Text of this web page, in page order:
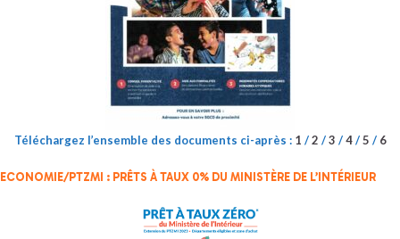
Téléchargez l’ensemble des documents ci-après : 1 /2 /3 /4/5 / 6
ECONOMIE/PTZMI : PRÊTS À TAUX 0% DU MINISTÈRE DE L’INTÉRIEUR